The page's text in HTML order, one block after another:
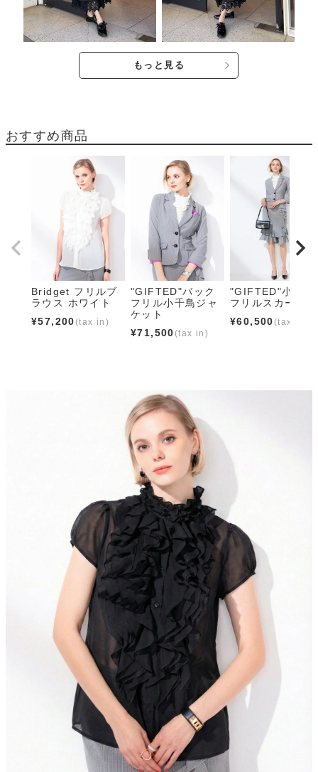
もっと見る
おすすめ商品
Bridget フリルブ
ラウス ホワイト
¥57,200
"GIFTED"バック
フリル小千鳥ジャ
ケット
¥71,500
"GIFTED"小千鳥
フリルスカート
¥60,500